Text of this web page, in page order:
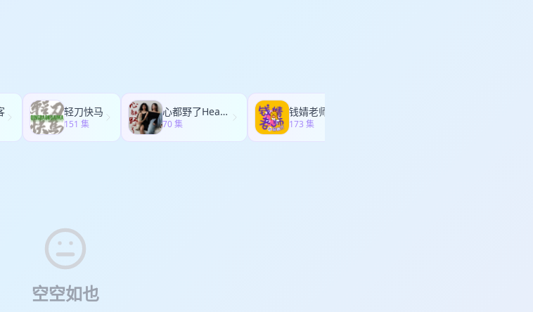
叨叨》兰奕，一起出现在伦敦举办的首次英国中文播客创作者线下聚
创作者线下聚会，六位中文播客主播将同台出现，一起讨论： 在 AI 能
，“真实的人声”有什么不可替代的东西？ 我们会从创作经验、表达方
化出发，展开一场面对面的讨论。 在 AI 复制的时代，我们去现场听真
轻刀快马
151 集
心都野了Heartbeast
70 集 173 集
空空如也